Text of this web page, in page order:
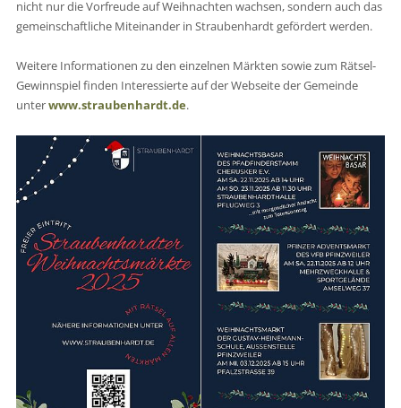
nicht nur die Vorfreude auf Weihnachten wachsen, sondern auch das
gemeinschaftliche Miteinander in Straubenhardt gefördert werden.
Weitere Informationen zu den einzelnen Märkten sowie zum Rätsel-
Gewinnspiel finden Interessierte auf der Webseite der Gemeinde
unterwww.straubenhardt.de.